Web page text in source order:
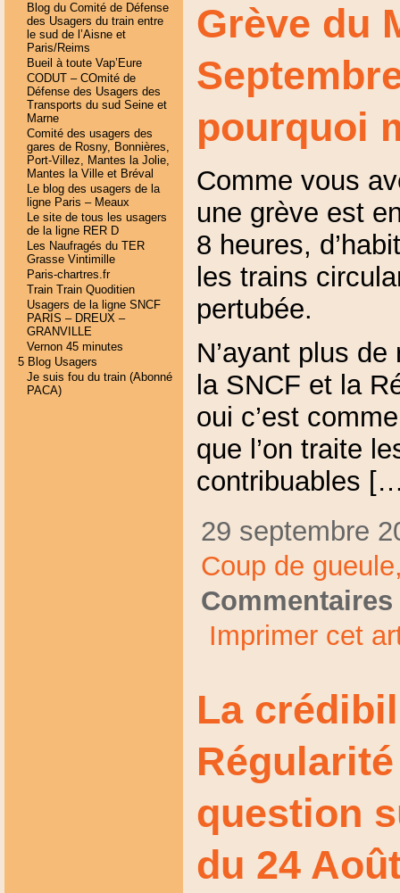
Blog du Comité de Défense
des Usagers du train entre
le sud de l’Aisne et
Paris/Reims
Bueil à toute Vap’Eure
CODUT – COmité de
Défense des Usagers des
Transports du sud Seine et
Marne
Comité des usagers des
gares de Rosny, Bonnières,
Port-Villez, Mantes la Jolie,
Mantes la Ville et Bréval
Le blog des usagers de la
ligne Paris – Meaux
Le site de tous les usagers
de la ligne RER D
Les Naufragés du TER
Grasse Vintimille
Paris-chartres.fr
Train Train Quoditien
Usagers de la ligne SNCF
PARIS – DREUX –
GRANVILLE
Vernon 45 minutes
5 Blog Usagers
Je suis fou du train (Abonné
PACA)
Grève du
pourquoi
Comme vous
une grève est
8 heures,
les trains
pertubée.
N’ayant plus
la SNCF et la
oui c’est
que l’on traite
contribuables
29 septembre
Coup de
Imprimer cet
La
question
du 24